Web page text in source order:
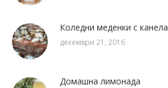
Коледни меденки с канела
декември 21, 2016
Домашна лимонада